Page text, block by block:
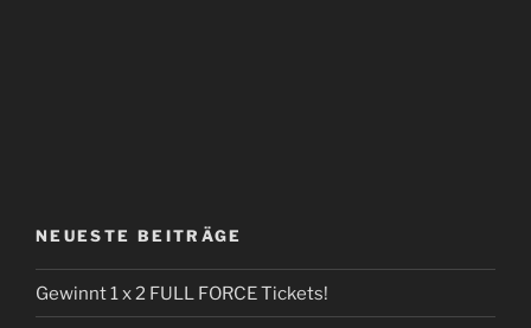
NEUESTE BEITRÄGE
Gewinnt 1 x 2 FULL FORCE Tickets!